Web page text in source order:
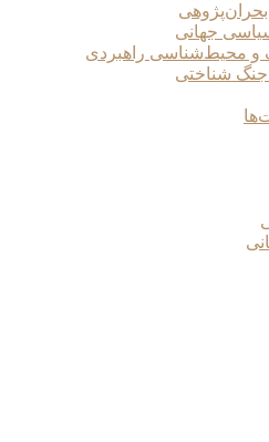
بحران‌پژوهی
جهانی
و محیط‌شناسی راهبردی
جنگ شناختی